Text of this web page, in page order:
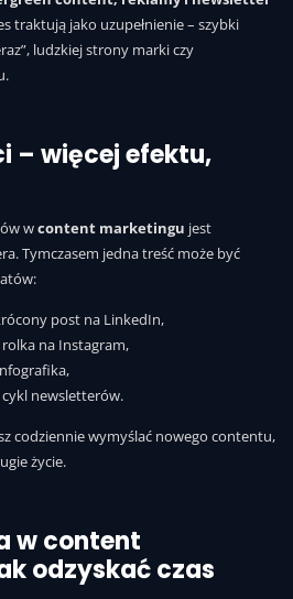
traktują jako uzupełnienie – szybki
ludzkiej strony marki czy
– więcej efektu,
wcontent marketingu jest
Tymczasem jedna treść może być
post na LinkedIn,
na Instagram,
newsletterów.
codziennie wymyślać nowego contentu,
życie.
w content
odzyskać czas